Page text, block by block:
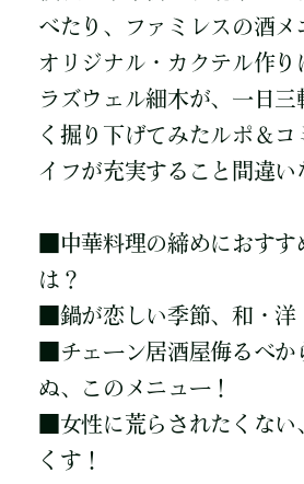
べたり、ファミレスの酒メ
オリジナル・カクテル作
ラズウェル細木が、一日
く掘り下げてみたルポ＆
イフが充実すること間違い
中華料理の締めにおす
は？
鍋が恋しい季節、和・洋
チェーン居酒屋侮るべ
ぬ、このメニュー！
女性に荒らされたくな
くす！